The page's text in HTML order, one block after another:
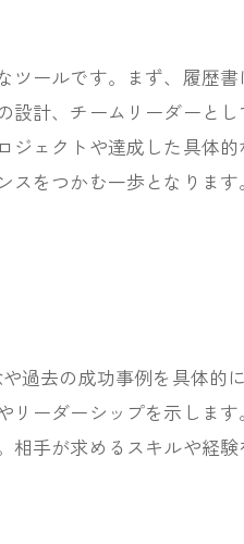
ールです。まず、履歴
計、チームリーダーと
ェクトや達成した具体
をつかむ一歩となります。
過去の成功事例を具体
ーダーシップを示しま
手が求めるスキルや経